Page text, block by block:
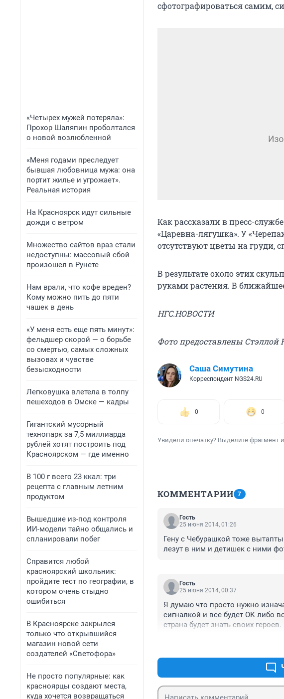
«Четырех мужей потеряла»:
Прохор Шаляпин проболтался
о новой возлюбленной
«Меня годами преследует
бывшая любовница мужа: она
портит жилье и угрожает».
Реальная история
На Красноярск идут сильные
дожди с ветром
Множество сайтов враз стали
недоступны: массовый сбой
произошел в Рунете
Нам врали, что кофе вреден?
Кому можно пить до пяти
чашек в день
«У меня есть еще пять минут»:
фельдшер скорой — о борьбе
со смертью, самых сложных
вызовах и чувстве
безысходности
Легковушка влетела в толпу
пешеходов в Омске — кадры
Гигантский мусорный
технопарк за 7,5 миллиарда
рублей хотят построить под
Красноярском — где именно
В 100 г всего 23 ккал: три
рецепта с главным летним
продуктом
Вышедшие из-под контроля
ИИ-модели тайно общались и
спланировали побег
Справится любой
красноярский школьник:
пройдите тест по географии, в
котором очень стыдно
ошибиться
В Красноярске закрылся
только что открывшийся
магазин новой сети
создателей «Светофора»
Не просто популярные: как
красноярцы создают места,
куда хочется возвращаться
сфотографироваться самим,
Как рассказали в пресс-
«Царевна-лягушка». У
отсутствуют цветы на груди,
В результате около этих
руками растения. В
НГС.НОВОСТИ
Фото предоставлены Стэллой
Саша Симутина
Корреспондент NGS24.RU
0 0
Увидели опечатку? Выделите фрагмент
КОММЕНТАРИИ 7
Гость
25 июня 2014, 01:26
Гену с Чебурашкой тоже
лезут в ним и детишек с ними
Гость
25 июня 2014, 00:37
Я думаю что просто нужно
сигналкой и все будет ОК либо
страна будет знать своих героев.